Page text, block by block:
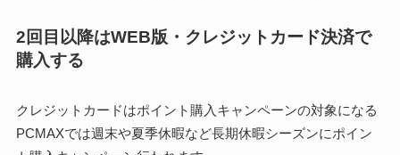
2回目以降はWEB版・クレジットカード決済で
購入する
クレジットカードはポイント購入キャンペーンの対象になる
PCMAXでは週末や夏季休暇など長期休暇シーズンにポイン